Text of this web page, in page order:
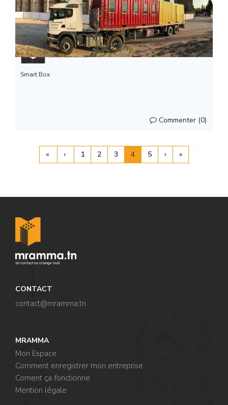
Smart Box
Smart Box
Commenter (0)
« ‹ 1 2 3 4 5 › »
CONTACT
contact@mramma.tn
MRAMMA
Mon Espace
Comment enregistrer mon entreprise
Coment ça fonctionne
Mention légale